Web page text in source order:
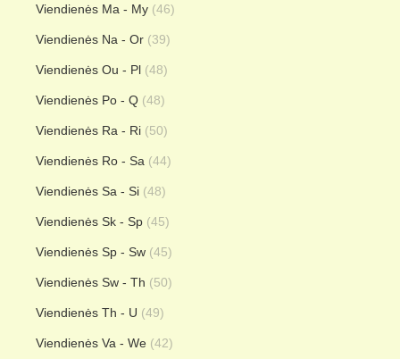
Viendienės Ma - My (46)
Viendienės Na - Or (39)
Viendienės Ou - Pl (48)
Viendienės Po - Q (48)
Viendienės Ra - Ri (50)
Viendienės Ro - Sa (44)
Viendienės Sa - Si (48)
Viendienės Sk - Sp (45)
Viendienės Sp - Sw (45)
Viendienės Sw - Th (50)
Viendienės Th - U (49)
Viendienės Va - We (42)